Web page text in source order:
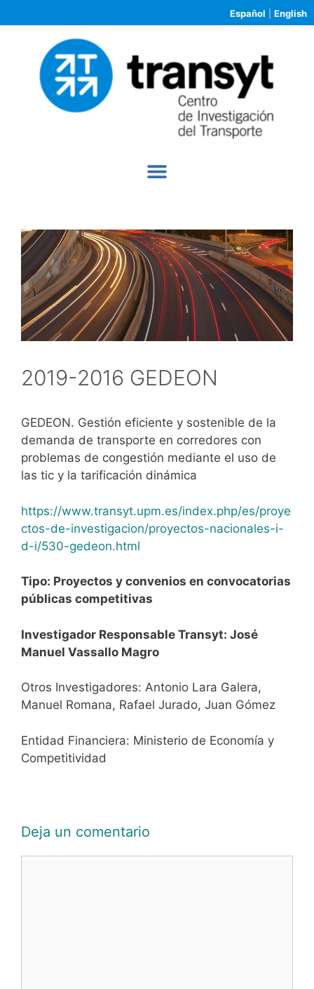
Español English
2019-2016 GEDEON
GEDEON. Gestión eficiente y sostenible de la
demanda de transporte en corredores con
problemas de congestión mediante el uso de
las tic y la tarificación dinámica
https://www.transyt.upm.es/index.php/es/proye
ctos-de-investigacion/proyectos-nacionales-i-
d-i/530-gedeon.html
Tipo: Proyectos y convenios en convocatorias
públicas competitivas
Investigador Responsable Transyt: José
Manuel Vassallo Magro
Otros Investigadores: Antonio Lara Galera,
Manuel Romana, Rafael Jurado, Juan Gómez
Entidad Financiera: Ministerio de Economía y
Competitividad
Deja un comentario